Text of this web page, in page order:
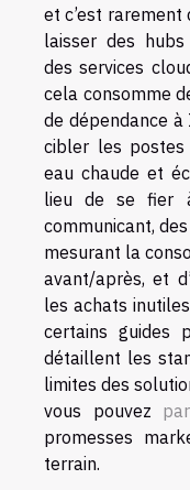
et c’est
laisser des
des services
cela consomme
de dépendance
cibler les postes
eau chaude et
lieu de se fier
communicant,
mesurant la
avant/après, et
les achats
certains guides
détaillent les
limites des
vous pouvez
promesses
terrain.